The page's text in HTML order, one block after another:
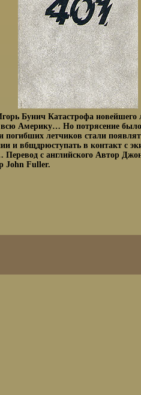
Бунич Катастрофа новейшего
всю Америку… Но потрясение
погибших летчиков стали
и вбщдрюступать в контакт с
с английского Автор
John Fuller.